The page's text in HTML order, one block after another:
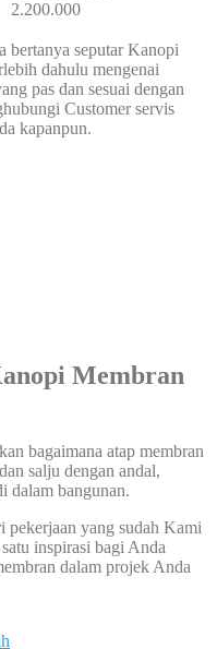
2.200.000
bertanya seputar Kanopi
dahulu mengenai
pas dan sesuai dengan
Customer servis
kapanpun.
Membran
bagaimana atap membran
salju dengan andal,
dalam bangunan.
pekerjaan yang sudah Kami
inspirasi bagi Anda
dalam projek Anda